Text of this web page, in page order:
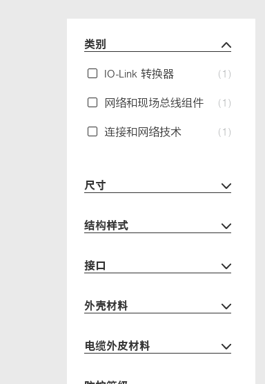
类别
IO-Link 转换器 (1)
网络和现场总线组件 (1)
连接和网络技术 (1)
尺寸
结构样式
接口
外壳材料
电缆外皮材料